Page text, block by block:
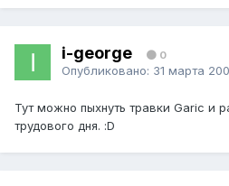
i-george 0
Опубликовано: 31 марта
Тут можно пыхнуть травки Garic и
трудового дня. :D